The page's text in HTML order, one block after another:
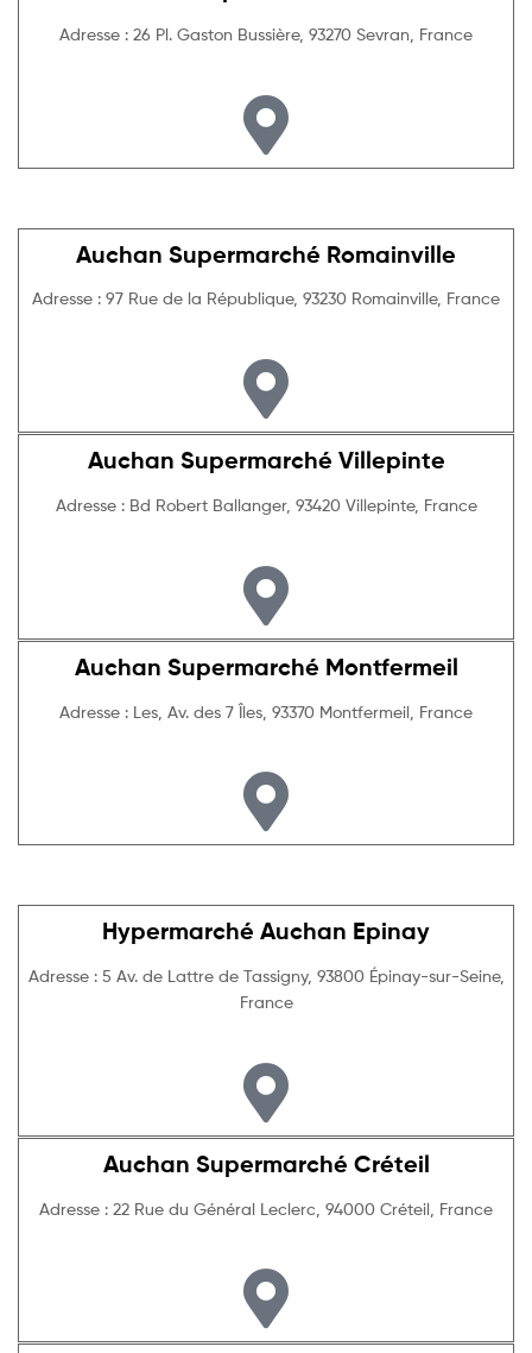
Adresse : 26 Pl. Gaston Bussière, 93270 Sevran, France
Auchan Supermarché Romainville
Adresse : 97 Rue de la République, 93230 Romainville, France
Auchan Supermarché Villepinte
Adresse : Bd Robert Ballanger, 93420 Villepinte, France
Auchan Supermarché Montfermeil
Adresse : Les, Av. des 7 Îles, 93370 Montfermeil, France
Hypermarché Auchan Epinay
Adresse : 5 Av. de Lattre de Tassigny, 93800 Épinay-sur-Seine,
France
Auchan Supermarché Créteil
Adresse : 22 Rue du Général Leclerc, 94000 Créteil, France